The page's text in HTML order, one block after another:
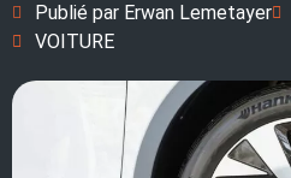
Publié par Erwan Lemetayer
VOITURE